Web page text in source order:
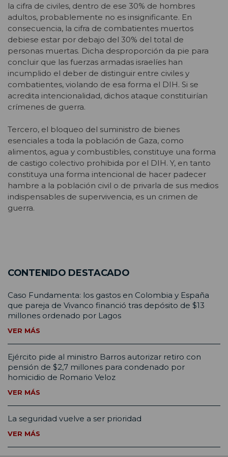
la cifra de civiles, dentro de ese 30% de hombres
adultos, probablemente no es insignificante. En
consecuencia, la cifra de combatientes muertos
debiese estar por debajo del 30% del total de
personas muertas. Dicha desproporción da pie para
concluir que las fuerzas armadas israelíes han
incumplido el deber de distinguir entre civiles y
combatientes, violando de esa forma el DIH. Si se
acredita intencionalidad, dichos ataque constituirían
crímenes de guerra.
Tercero, el bloqueo del suministro de bienes
esenciales a toda la población de Gaza, como
alimentos, agua y combustibles, constituye una forma
de castigo colectivo prohibida por el DIH. Y, en tanto
constituya una forma intencional de hacer padecer
hambre a la población civil o de privarla de sus medios
indispensables de supervivencia, es un crimen de
guerra.
CONTENIDO DESTACADO
Caso Fundamenta: los gastos en Colombia y España
que pareja de Vivanco financió tras depósito de $13
millones ordenado por Lagos
VER MÁS
Ejército pide al ministro Barros autorizar retiro con
pensión de $2,7 millones para condenado por
homicidio de Romario Veloz
VER MÁS
La seguridad vuelve a ser prioridad
VER MÁS